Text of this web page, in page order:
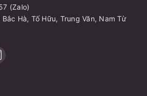
(Zalo)
Hà, Tố Hữu, Trung Văn, Nam Từ